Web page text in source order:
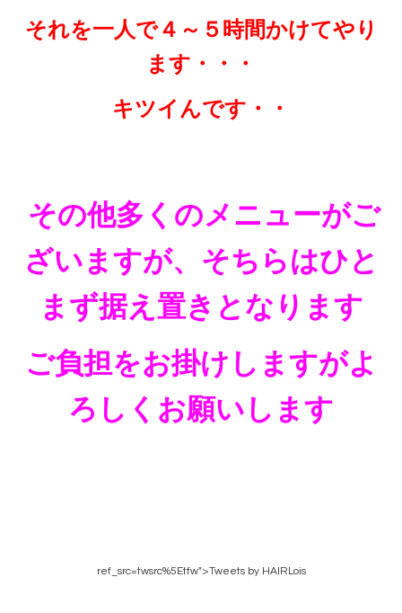
それを一人で４～５時間かけてやり
ます・・・
キツイんです・・
その他多くのメニューがご
ざいますが、そちらはひと
まず据え置きとなります
ご負担をお掛けしますがよ
ろしくお願いします
ref_src=twsrc%5Etfw">Tweets by HAIRLois